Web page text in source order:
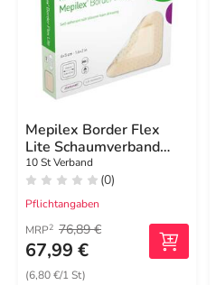
Mepilex Border Flex
Lite Schaumverband
4x5 cm
10 St Verband
(0)
Pflichtangaben
MRP2 76,89 €
67,99 €
(6,80 €/1 St)